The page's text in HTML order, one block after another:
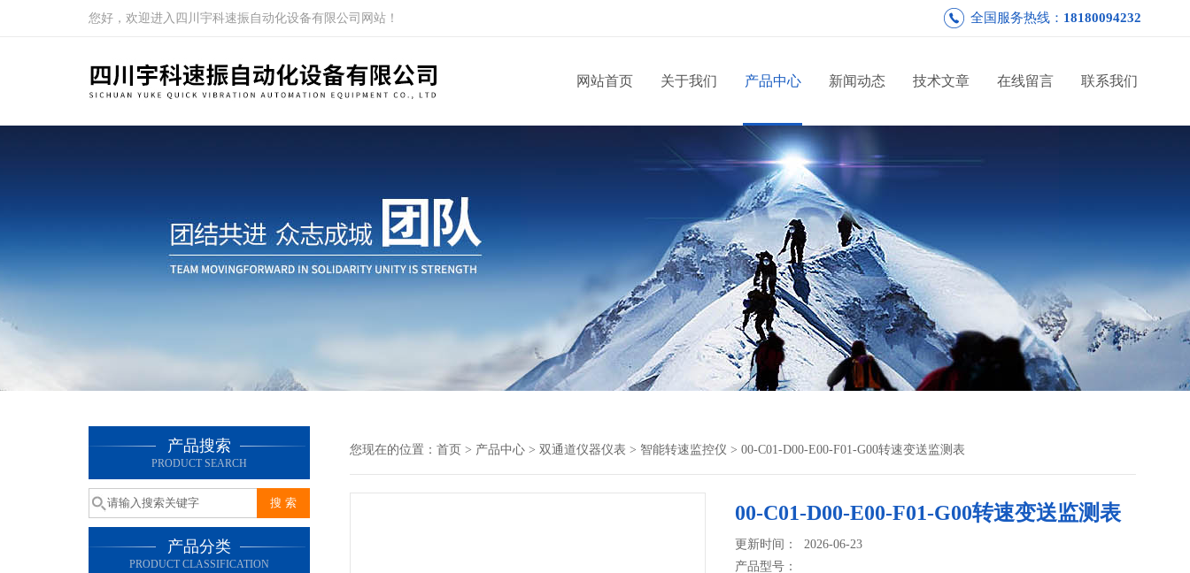
您好，欢迎进入四川宇科速振自动化设备有限公司网站！ 全国服务热线： 18180094232
网站首页 关于我们 产品中心 新闻动态 技术文章 在线留言 联系我们
产品搜索
PRODUCT SEARCH
产品分类
PRODUCT CLASSIFICATION
您现在的位置： 首页 > 产品中心 > 双通道仪器仪表 > 智能转速监控仪 > 00-C01-D00-E00-F01-G00转速变送监测表
00-C01-D00-E00-F01-G00转速变送监测表
更新时间： 2026-06-23
产品型号：